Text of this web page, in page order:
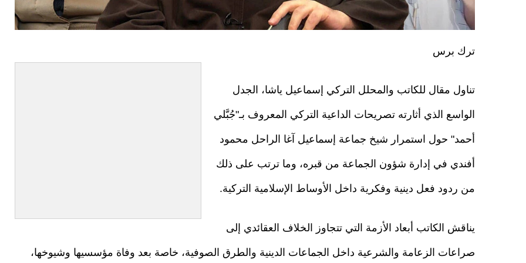
ترك برس
تناول مقال للكاتب والمحلل التركي إسماعيل ياشا، الجدل
الواسع الذي أثارته تصريحات الداعية التركي المعروف بـ"جُبَّلي
أحمد" حول استمرار شيخ جماعة إسماعيل آغا الراحل محمود
أفندي في إدارة شؤون الجماعة من قبره، وما ترتب على ذلك
من ردود فعل دينية وفكرية داخل الأوساط الإسلامية التركية.
يناقش الكاتب أبعاد الأزمة التي تتجاوز الخلاف العقائدي إلى
صراعات الزعامة والشرعية داخل الجماعات الدينية والطرق الصوفية، خاصة بعد وفاة مؤسسيها وشيوخها،